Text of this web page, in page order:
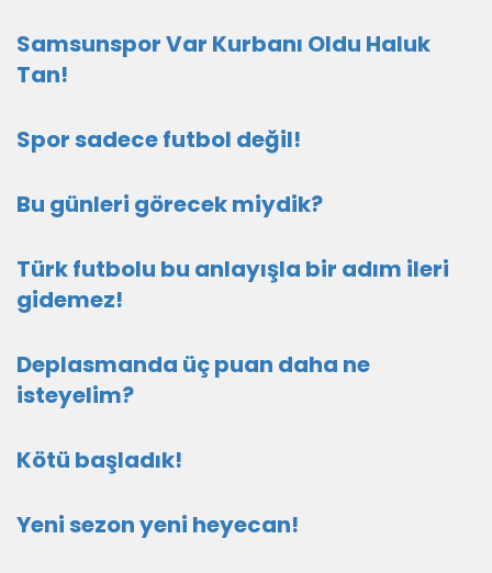
Samsunspor Var Kurbanı Oldu Haluk
Tan!
Spor sadece futbol değil!
Bu günleri görecek miydik?
Türk futbolu bu anlayışla bir adım ileri
gidemez!
Deplasmanda üç puan daha ne
isteyelim?
Kötü başladık!
Yeni sezon yeni heyecan!